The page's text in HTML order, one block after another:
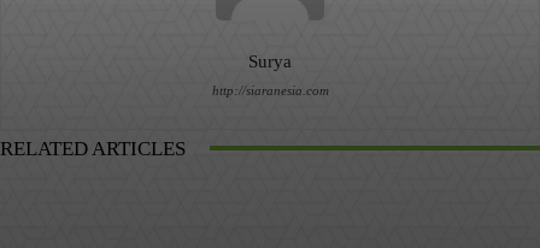
Surya
http://siaranesia.com
RELATED ARTICLES